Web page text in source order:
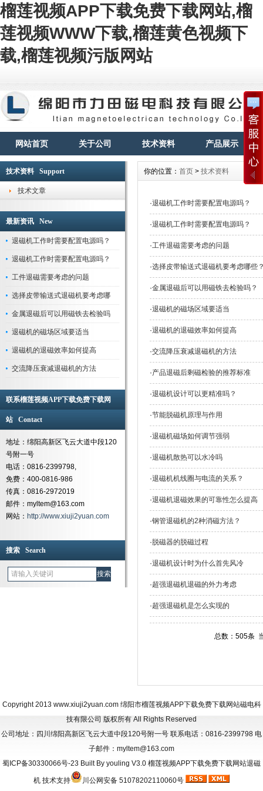
榴莲视频APP下载免费下载网站,榴
莲视频WWW下载,榴莲黄色视频下
载,榴莲视频污版网站
网站首页 关于公司 技术资料 产品展示
技术资料 Support
技术文章
最新资讯 New
退磁机工作时需要配置电源吗？
退磁机工作时需要配置电源吗？
工件退磁需要考虑的问题
选择皮带输送式退磁机要考虑哪
金属退磁后可以用磁铁去检验吗
退磁机的磁场区域要适当
退磁机的退磁效率如何提高
交流降压衰减退磁机的方法
联系榴莲视频APP下载免费下载网
站 Contact
地址：绵阳高新区飞云大道中段120
号附一号
电话：0816-2399798,
免费：400-0816-986
传真：0816-2972019
邮件：myltem@163.com
网站： http://www.xiuji2yuan.com
搜索 Search
你的位置： 首页 > 技术资料
·退磁机工作时需要配置电源吗？
·退磁机工作时需要配置电源吗？
·工件退磁需要考虑的问题
·选择皮带输送式退磁机要考虑哪些
·金属退磁后可以用磁铁去检验吗？
·退磁机的磁场区域要适当
·退磁机的退磁效率如何提高
·交流降压衰减退磁机的方法
·产品退磁后剩磁检验的推荐标准
·退磁机设计可以更精准吗？
·节能脱磁机原理与作用
·退磁机磁场如何调节强弱
·退磁机散热可以水冷吗
·退磁机机线圈与电流的关系？
·退磁机退磁效果的可靠性怎么提高
·钢管退磁机的2种消磁方法？
· 脱磁器的脱磁过程
·退磁机设计时为什么首先风冷
·超强退磁机退磁的外力考虑
·超强退磁机是怎么实现的
总数：505条
Copyright 2013 www.xiuji2yuan.com绵阳市榴莲视频APP下载免费下载网站磁电科
技有限公司 版权所有 All Rights Reserved
公司地址：四川绵阳高新区飞云大道中段120号附一号 联系电话：0816-2399798 电
子邮件：myltem@163.com
蜀ICP备30330066号-23 Built By youling V3.0 榴莲视频APP下载免费下载网站退磁
机 技术支持 川公网安备 51078202110060号